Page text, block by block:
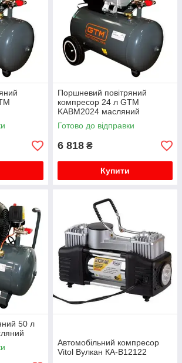
чекати, адже все обладнання з нашого
агрегати для пневмоінструментів прямо
Поршневий повітряний
компресор 24 л GTM
KABM2024 масляний
Готово до відправки
6 818 ₴
Купити
50 л
Автомобільний компресор
Vitol Вулкан КА-В12122